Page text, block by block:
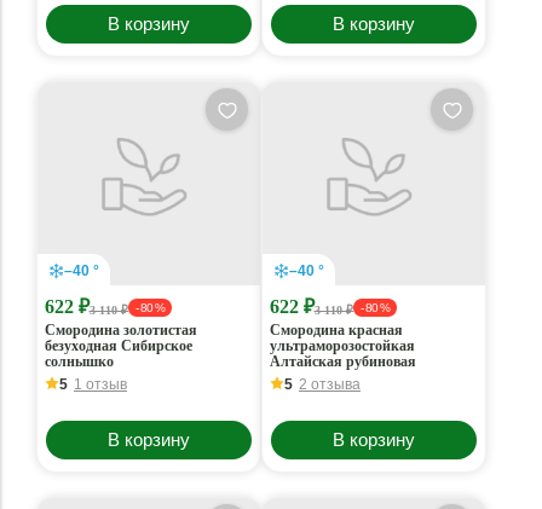
В корзину В корзину
–40 °
622 ₽3 110 ₽ - 80 %
Смородина золотистая
безуходная Сибирское
солнышко
5 1 отзыв
В корзину
–40 °
622 ₽3 110 ₽ - 80 %
Смородина красная
ультраморозостойкая
Алтайская рубиновая
5 2 отзыва
В корзину